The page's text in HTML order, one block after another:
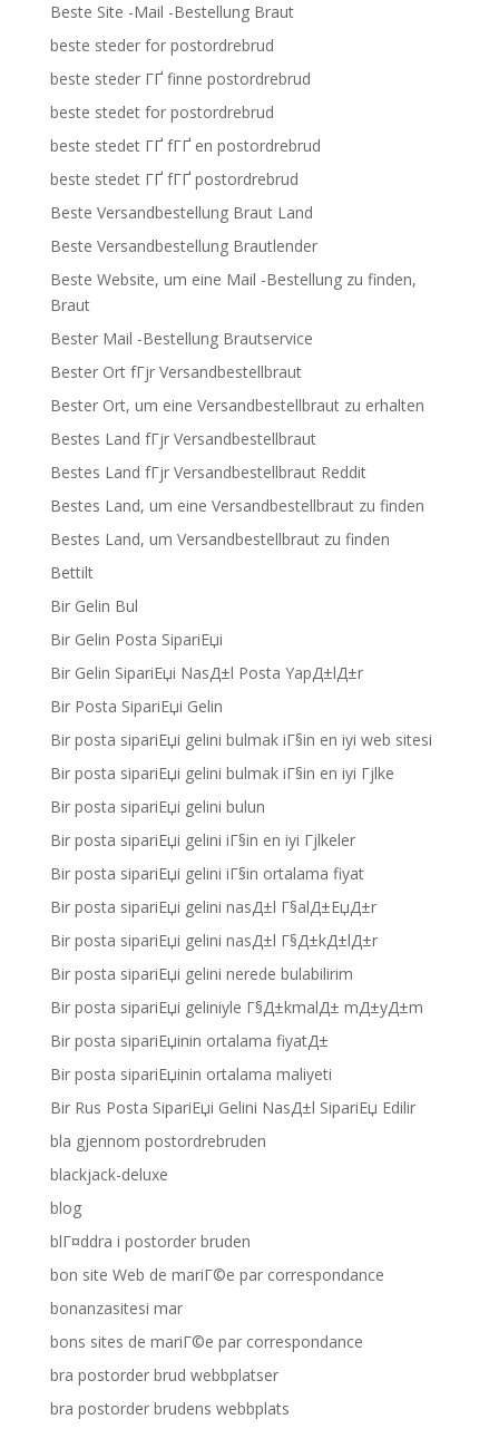
Beste Site -Mail -Bestellung Braut
beste steder for postordrebrud
beste steder ГҐ finne postordrebrud
beste stedet for postordrebrud
beste stedet ГҐ fГҐ en postordrebrud
beste stedet ГҐ fГҐ postordrebrud
Beste Versandbestellung Braut Land
Beste Versandbestellung Brautlender
Beste Website, um eine Mail -Bestellung zu finden,
Braut
Bester Mail -Bestellung Brautservice
Bester Ort fГјr Versandbestellbraut
Bester Ort, um eine Versandbestellbraut zu erhalten
Bestes Land fГјr Versandbestellbraut
Bestes Land fГјr Versandbestellbraut Reddit
Bestes Land, um eine Versandbestellbraut zu finden
Bestes Land, um Versandbestellbraut zu finden
Bettilt
Bir Gelin Bul
Bir Gelin Posta SipariЕџi
Bir Gelin SipariЕџi NasД±l Posta YapД±lД±r
Bir Posta SipariЕџi Gelin
Bir posta sipariЕџi gelini bulmak iГ§in en iyi web sitesi
Bir posta sipariЕџi gelini bulmak iГ§in en iyi Гјlke
Bir posta sipariЕџi gelini bulun
Bir posta sipariЕџi gelini iГ§in en iyi Гјlkeler
Bir posta sipariЕџi gelini iГ§in ortalama fiyat
Bir posta sipariЕџi gelini nasД±l Г§alД±ЕџД±r
Bir posta sipariЕџi gelini nasД±l Г§Д±kД±lД±r
Bir posta sipariЕџi gelini nerede bulabilirim
Bir posta sipariЕџi geliniyle Г§Д±kmalД± mД±yД±m
Bir posta sipariЕџinin ortalama fiyatД±
Bir posta sipariЕџinin ortalama maliyeti
Bir Rus Posta SipariЕџi Gelini NasД±l SipariЕџ Edilir
bla gjennom postordrebruden
blackjack-deluxe
blog
blГ¤ddra i postorder bruden
bon site Web de mariГ©e par correspondance
bonanzasitesi mar
bons sites de mariГ©e par correspondance
bra postorder brud webbplatser
bra postorder brudens webbplats